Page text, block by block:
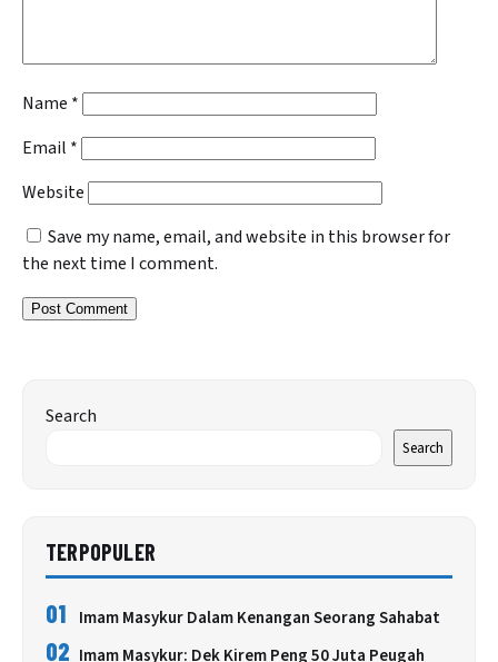
Name *
Email *
Website
Save my name, email, and website in this browser for
the next time I comment.
Search
Search
TERPOPULER
01 Imam Masykur Dalam Kenangan Seorang Sahabat
02 Imam Masykur: Dek Kirem Peng 50 Juta Peugah